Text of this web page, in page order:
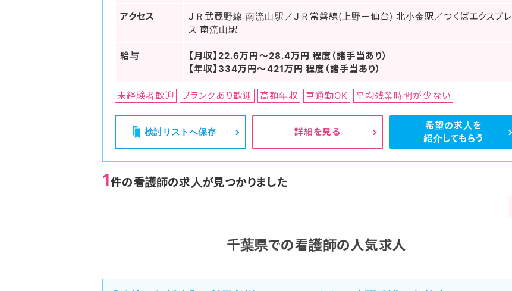
アクセス
ＪＲ武蔵野線 南流山駅／ＪＲ常磐線(上野－仙台) 北小金駅／つくばエクスプレ
ス 南流山駅
給与
【月収】22.6万円～28.4万円 程度（諸手当あり）
【年収】334万円～421万円 程度（諸手当あり）
未経験者歓迎 ブランクあり歓迎 高額年収 車通勤OK 平均残業時間が少ない
検討リストへ保存 詳細を見る
希望の求人を
紹介してもらう
1件の看護師の求人が見つかりました
千葉県での看護師の人気求人